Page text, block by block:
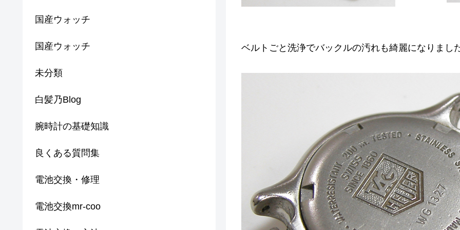
ベルトごと洗浄でバックルの汚れも綺麗になりまし
国産ウォッチ
国産ウォッチ
未分類
白髪乃Blog
腕時計の基礎知識
良くある質問集
電池交換・修理
電池交換mr-coo